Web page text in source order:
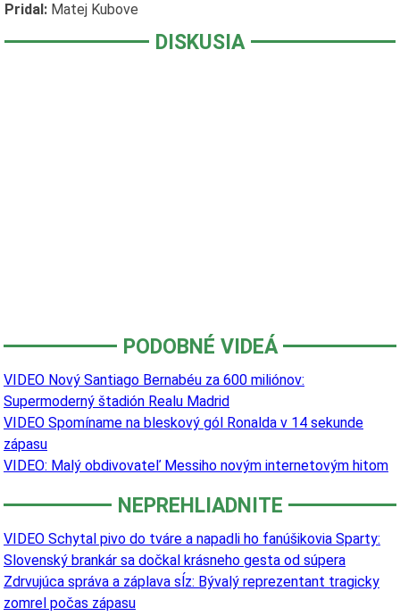
Pridal: Matej Kubove
DISKUSIA
PODOBNÉ VIDEÁ
VIDEO Nový Santiago Bernabéu za 600 miliónov:
Supermoderný štadión Realu Madrid
VIDEO Spomíname na bleskový gól Ronalda v 14 sekunde
zápasu
VIDEO: Malý obdivovateľ Messiho novým internetovým hitom
NEPREHLIADNITE
VIDEO Schytal pivo do tváre a napadli ho fanúšikovia Sparty:
Slovenský brankár sa dočkal krásneho gesta od súpera
Zdrvujúca správa a záplava sĺz: Bývalý reprezentant tragicky
zomrel počas zápasu